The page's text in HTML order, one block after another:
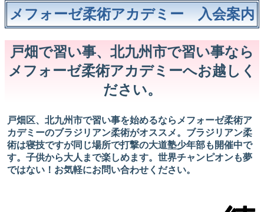
メフォーゼ柔術アカデミー 入会案内
戸畑で習い事、北九州市で習い事なら
メフォーゼ柔術アカデミーへお越しく
ださい。
戸畑区、北九州市で習い事を始めるならメフォーゼ柔術ア
カデミーのブラジリアン柔術がオススメ。ブラジリアン柔
術は寝技ですが同じ場所で打撃の大道塾少年部も開催中で
す。子供から大人まで楽しめます。世界チャンピオンも夢
ではない！お気軽にお問い合わせください。